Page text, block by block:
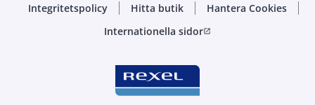
Integritetspolicy Hitta butik
Hantera Cookies
Internationella sidoropen_in_new